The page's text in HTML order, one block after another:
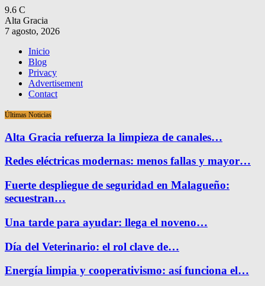
9.6 C
Alta Gracia
7 agosto, 2026
Inicio
Blog
Privacy
Advertisement
Contact
Últimas Noticias
Alta Gracia refuerza la limpieza de canales…
Redes eléctricas modernas: menos fallas y mayor…
Fuerte despliegue de seguridad en Malagueño:
secuestran…
Una tarde para ayudar: llega el noveno…
Día del Veterinario: el rol clave de…
Energía limpia y cooperativismo: así funciona el…